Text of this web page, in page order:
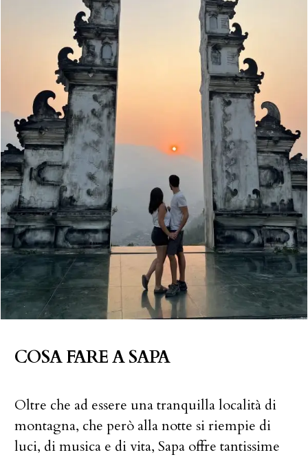
COSA FARE A SAPA
Oltre che ad essere una tranquilla località di
montagna, che però alla notte si riempie di
luci, di musica e di vita, Sapa offre tantissime